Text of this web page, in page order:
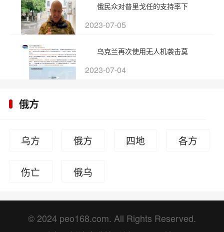
俄民众对普里戈任的支持率下
2023-07-05
乌克兰再次使用无人机袭击莫
2023-07-04
俄方
乌方 俄方
四地
各方
伤亡
俄乌
© 2024 peo168.com. All Rights Reserved.